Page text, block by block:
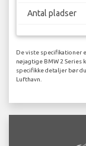
Antal pladser
De viste specifikationer
nøjagtige BMW 2 Series
specifikke detaljer bør
Lufthavn.